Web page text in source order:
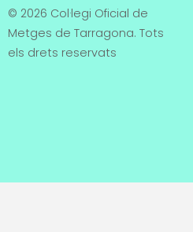
© 2026 Col·legi Oficial de
Metges de Tarragona. Tots
els drets reservats